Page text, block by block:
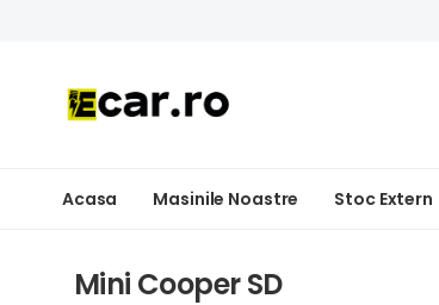
Acasa Masinile Noastre Stoc Extern
Mini Cooper SD